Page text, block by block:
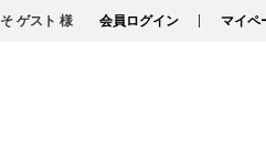
ゲスト 様 会員ログイン マイペ